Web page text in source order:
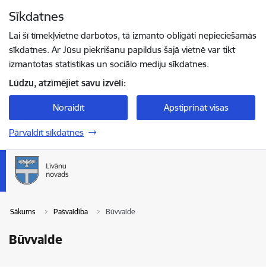
Sīkdatnes
Lai šī tīmekļvietne darbotos, tā izmanto obligāti nepieciešamās
sīkdatnes. Ar Jūsu piekrišanu papildus šajā vietnē var tikt
izmantotas statistikas un sociālo mediju sīkdatnes.
Lūdzu, atzīmējiet savu izvēli:
Noraidīt Apstiprināt visas
Pārvaldīt sīkdatnes
Sākums Pašvaldība Būvvalde
Būvvalde